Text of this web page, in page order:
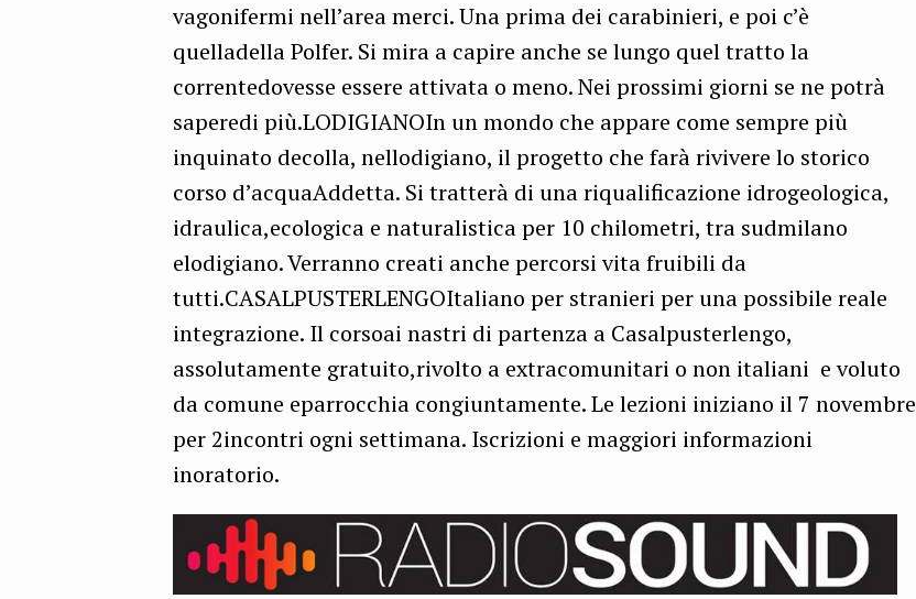
vagonifermi nell’area merci. Una prima dei carabinieri, e poi c’è
quelladella Polfer. Si mira a capire anche se lungo quel tratto la
correntedovesse essere attivata o meno. Nei prossimi giorni se ne potrà
saperedi più.LODIGIANOIn un mondo che appare come sempre più
inquinato decolla, nellodigiano, il progetto che farà rivivere lo storico
corso d’acquaAddetta. Si tratterà di una riqualificazione idrogeologica,
idraulica,ecologica e naturalistica per 10 chilometri, tra sudmilano
elodigiano. Verranno creati anche percorsi vita fruibili da
tutti.CASALPUSTERLENGOItaliano per stranieri per una possibile reale
integrazione. Il corsoai nastri di partenza a Casalpusterlengo,
assolutamente gratuito,rivolto a extracomunitari o non italiani e voluto
da comune eparrocchia congiuntamente. Le lezioni iniziano il 7 novembre
per 2incontri ogni settimana. Iscrizioni e maggiori informazioni
inoratorio.